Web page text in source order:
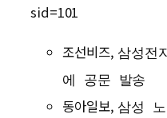
sid=101
조선비즈, 삼성전
에 공문 발송
동아일보, 삼성